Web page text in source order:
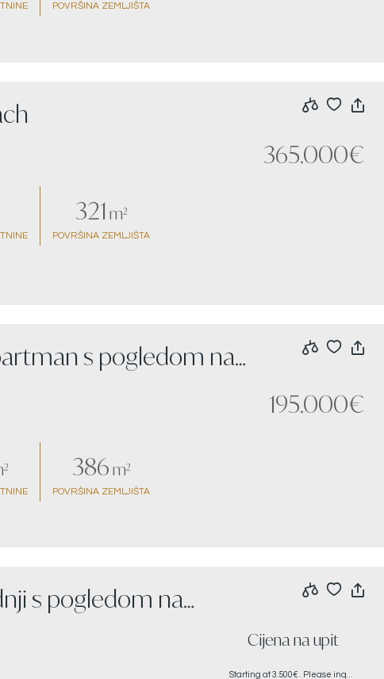
POVRŠINA ZEMLJIŠTA
365.000€
321 m²
POVRŠINA ZEMLJIŠTA
s pogledom na
195.000€
386 m²
POVRŠINA ZEMLJIŠTA
s pogledom na
Cijena na upit